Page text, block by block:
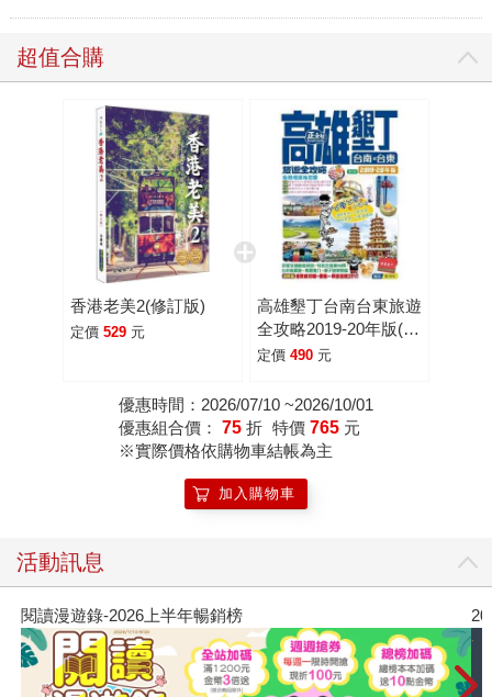
超值合購
香港老美2(修訂版)
定價 529 元
高雄墾丁台南台東旅遊
全攻略2019-20年版(第
4 刷)
定價 490 元
優惠時間：2026/07/10 ~2026/10/01
優惠組合價： 75 折 特價 765 元
※實際價格依購物車結帳為主
加入購物車
活動訊息
閱讀漫遊錄-2026上半年暢銷榜